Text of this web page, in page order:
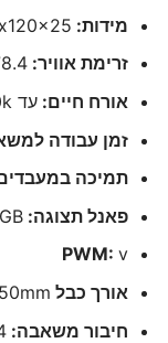
מידות:
זרימת אוויר: CFM
אורח חיים: עד 200k שעות
זמן עבודה
תמיכה במעבדים
פאנל תצוגה:
PWM:v
אורך כבל PWM:
חיבור משאבה: